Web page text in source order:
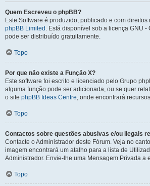
Quem Escreveu o phpBB?
Este Software é produzido, publicado e com
phpBB Limited . Está disponível sob a licença GNU -
pode ser distribuído gratuitamente.
Topo
Por que não existe a Função X?
Este software foi escrito e licenciado pelo Grupo
alguma função pode ser adicionada, ou se quer
o site phpBB Ideas Centre, onde encontrará
Topo
Contactos sobre questões abusivas e/ou ilegais
Contacte o Administrador deste Fórum. Veja no
imagem encontrará um atalho para a lista de
Administrador. Envie-lhe uma Mensagem Privada a
Topo